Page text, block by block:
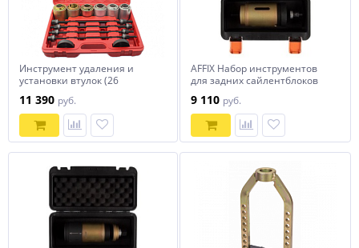
Инструмент удаления и
установки втулок (26
11 390 руб.
AFFIX Набор инструментов
для задних сайлентблоков
кейс, 6 предметов
9 110 руб.